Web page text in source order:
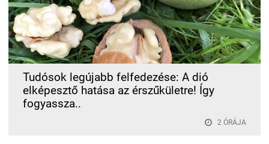
Tudósok legújabb felfedezése: A dió
elképesztő hatása az érszűkületre! Így
fogyassza..
2 ÓRÁJA